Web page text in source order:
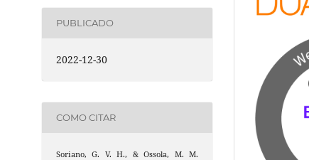
PUBLICADO
2022-12-30
COMO CITAR
Soriano, G. V. H., & Ossola, M. M.